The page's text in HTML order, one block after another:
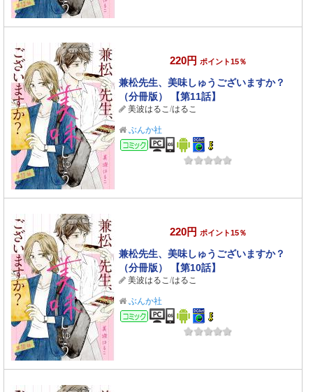
220円 ポイント15％
兼松先生、美味しゅうございますか？
（分冊版） 【第11話】
美波はるこ/はるこ
ぶんか社
コミック
220円 ポイント15％
兼松先生、美味しゅうございますか？
（分冊版） 【第10話】
美波はるこ/はるこ
ぶんか社
コミック